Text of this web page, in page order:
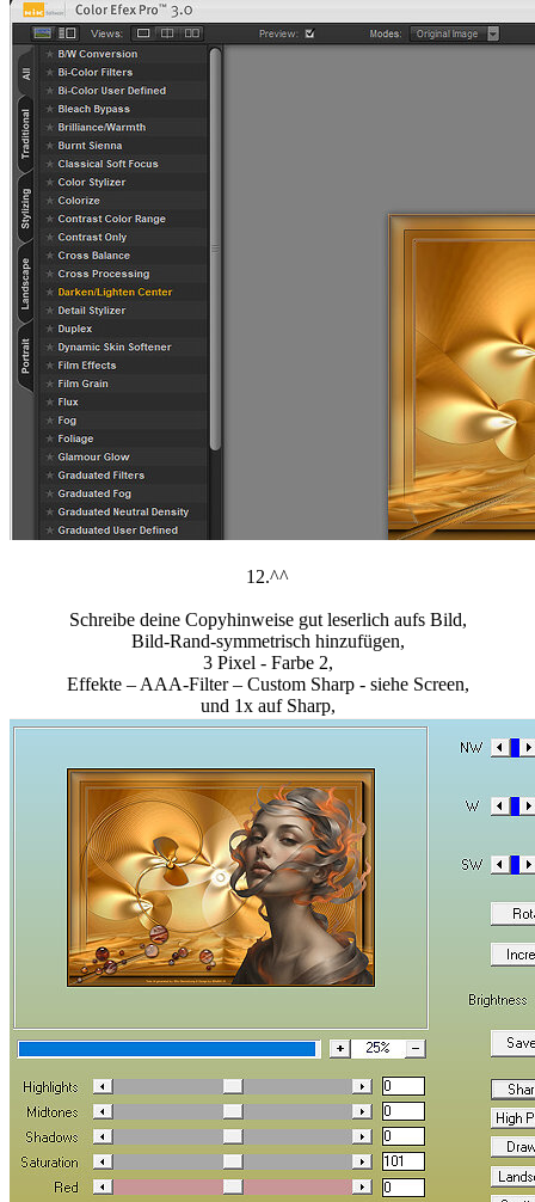
12.^^
Schreibe deine Copyhinweise gut leserlich aufs Bild,
Bild-Rand-symmetrisch hinzufügen,
3 Pixel - Farbe 2,
Effekte – AAA-Filter – Custom Sharp - siehe Screen,
und 1x auf Sharp,